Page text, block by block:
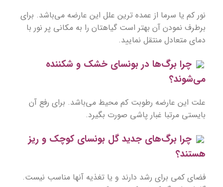
نور کم یا سرما از عمده ترین علل این عارضه می‌باشد. برای
برطرف نمودن آن بهتر است گیاهتان را به مکانی پر نور با
دمای متعادل منتقل نمایید.
چرا برگ‌ها در بونسای خشک و شکننده
می‌شوند؟
علت این عارضه رطوبت كم محیط می‌باشد. برای رفع آن
بایستی مرتبا غبار پاشی صورت بگیرد.
چرا برگ‌های جديد گل بونسای كوچك و ريز
هستند؟
فضاي كمي براي رشد دارند و يا تغذيه آنها مناسب نيست.